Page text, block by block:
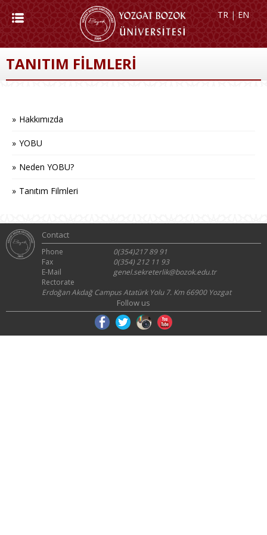
TR | EN
TANITIM FİLMLERİ
Hakkımızda
YOBU
Neden YOBU?
Tanıtım Filmleri
Contact
Phone
0(354)217 89 91
Fax
0(354) 212 11 93
E-Mail
genel.sekreterlik@bozok.edu.tr
Rectorate
Erdoğan Akdağ Campus Atatürk Yolu 7. Km 66900 Yozgat
Follow us